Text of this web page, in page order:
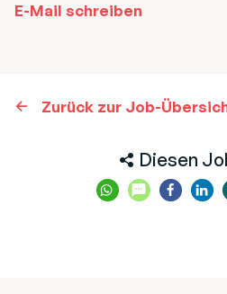
E-Mail schreiben
Zurück zur Job-
Diesen